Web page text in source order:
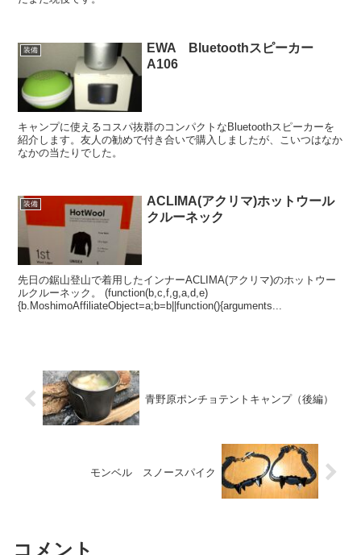
装備
EWA Bluetoothスピーカー
A106
キャンプに使えるコスパ抜群のコンパクトなBluetoothスピーカーを
紹介します。友人の勧めで付き合いで購入しましたが、こいつはなか
なかの当たりでした。
装備
ACLIMA(アクリマ)ホットウール
クルーネック
先日の鋸山登山で着用したインナーACLIMA(アクリマ)のホットウー
ルクルーネック。 (function(b,c,f,g,a,d,e)
{b.MoshimoAffiliateObject=a;b=b||function(){arguments...
青野原ポンチョテントキャンプ（後編）
モンベル スノースパイク
コメント